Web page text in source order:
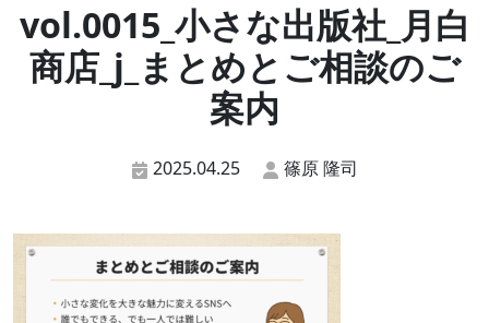
vol.0015_小さな出版社_月白
商店_j_まとめとご相談のご
案内
2025.04.25 篠原 隆司